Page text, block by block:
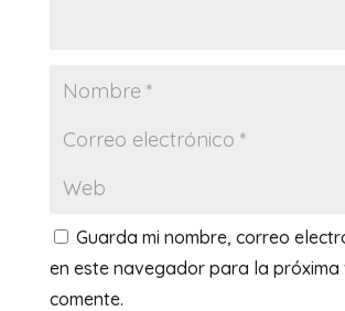
Guarda mi nombre, correo
en este navegador para la próxima
comente.